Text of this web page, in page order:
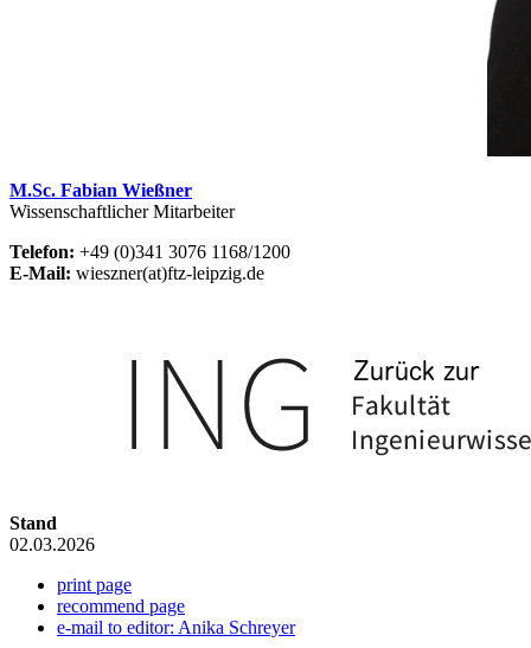
M.Sc. Fabian Wießner
Wissenschaftlicher Mitarbeiter
Telefon: +49 (0)341 3076 1168/1200
E-Mail: wieszner(at)ftz-leipzig.de
Stand
02.03.2026
print page
recommend page
e-mail to editor: Anika Schreyer